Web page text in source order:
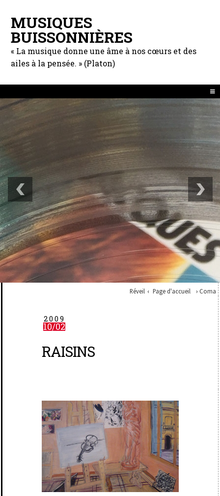
MUSIQUES
BUISSONNIÈRES
« La musique donne une âme à nos cœurs et des
ailes à la pensée. » (Platon)
Réveil Page d'accueil Coma
2009
10/02
RAISINS